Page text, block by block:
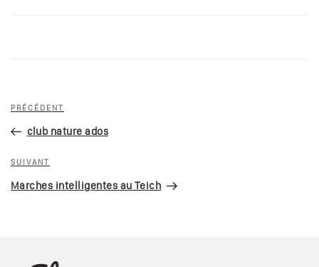
Navigation
l’article
Article
précédent
PRÉCÉDENT
club nature ados
Article
suivant
SUIVANT
Marches intelligentes au Teich